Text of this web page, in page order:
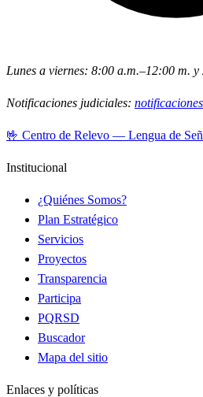
Lunes a viernes: 8:00 a.m.–12:00 m.
Notificaciones judiciales:
🤟 Centro de Relevo — Lengua de
Institucional
¿Quiénes Somos?
Plan Estratégico
Servicios
Proyectos
Transparencia
Participa
PQRSD
Buscador
Mapa del sitio
Enlaces y políticas